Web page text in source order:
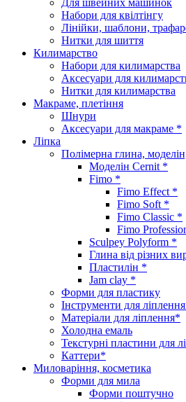
Набори для квілтінгу
Лінійки, шаблони,
Нитки для шиття
Килимарство
Набори для килимарства
Аксесуари для
Нитки для килимарства
Макраме, плетіння
Шнури
Аксесуари для макраме *
Ліпка
Полімерна глина,
Моделін Cernit *
Fimo *
Fimo Effect *
Fimo Soft *
Fimo Classic *
Fimo
Sculpey Polyform *
Глина від різних
Пластилін *
Jam clay *
Форми для пластику
Інструменти для
Матеріали для ліплення*
Холодна емаль
Текстурні пластини для
Каттери*
Миловаріння, косметика
Форми для мила
Форми поштучно